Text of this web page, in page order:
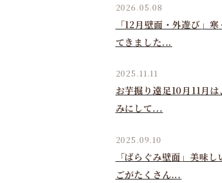
2026.05.08
「12月壁面・外遊び」寒
てきました...
2025.11.11
お芋掘り遠足10月11月は
みにして...
2025.09.10
「ばらぐみ壁面」美味し
ごがたくさん...